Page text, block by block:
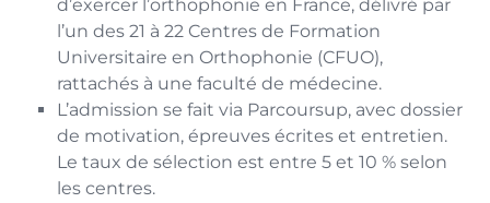
d’exercer l’orthophonie en France, délivré par
l’un des 21 à 22 Centres de Formation
Universitaire en Orthophonie (CFUO),
rattachés à une faculté de médecine.
L’admission se fait via Parcoursup, avec dossier
de motivation, épreuves écrites et entretien.
Le taux de sélection est entre 5 et 10 % selon
les centres.